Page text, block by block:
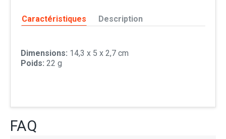
Caractéristiques Description
Dimensions: 14,3 x 5 x 2,7 cm
Poids: 22 g
FAQ